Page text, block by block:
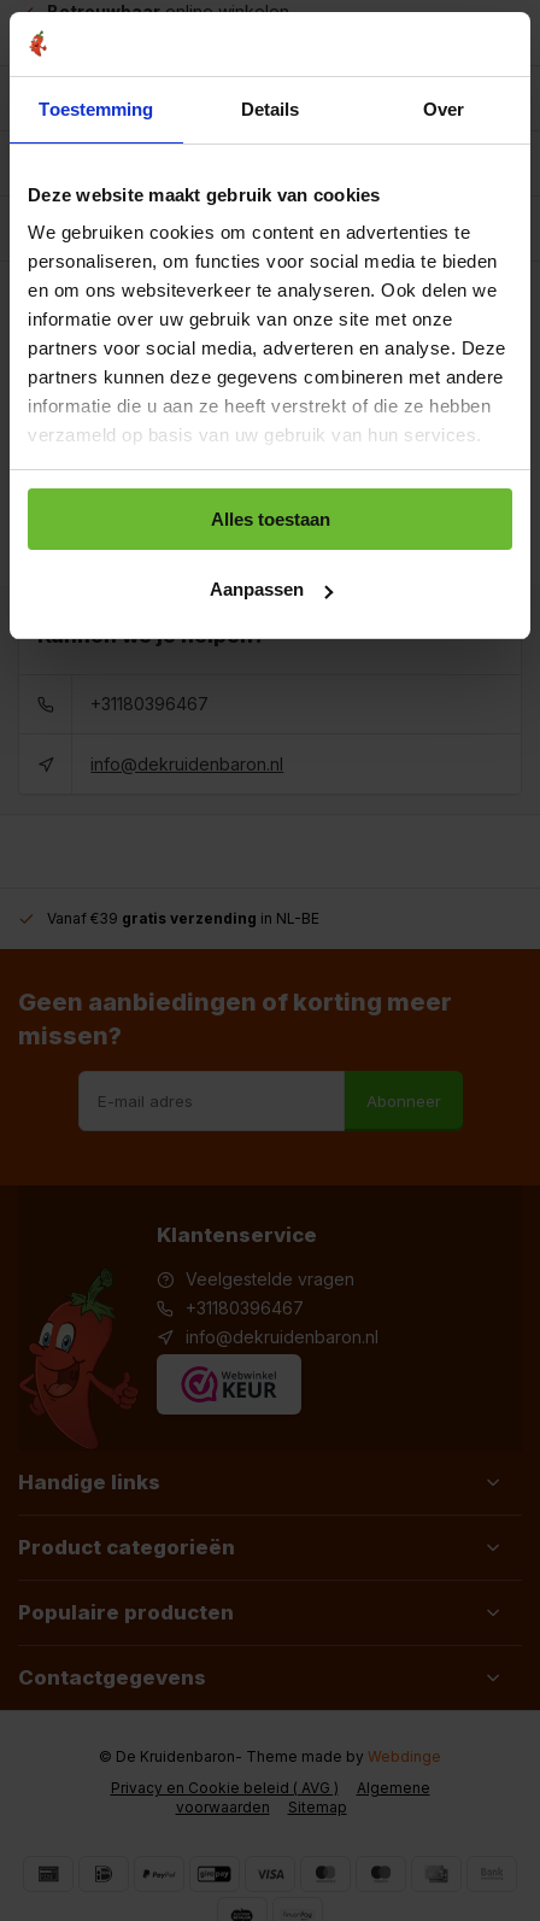
Toestemming Details Over
Deze website maakt gebruik van cookies
We gebruiken cookies om content en advertenties te
personaliseren, om functies voor social media te bieden
en om ons websiteverkeer te analyseren. Ook delen we
informatie over uw gebruik van onze site met onze
partners voor social media, adverteren en analyse. Deze
partners kunnen deze gegevens combineren met andere
informatie die u aan ze heeft verstrekt of die ze hebben
verzameld op basis van uw gebruik van hun services.
Alles toestaan
Aanpassen
Betrouwbaaronline winkelen
Beschrijving
Allergenen/voedingswaarden per 100 gram
Op werkdagen voor 15.00 uur besteld, dezelfde dag
verzonden.
Zakje 60 gram
Art# 16760S
Op voorraad
€3,10
Strooibus 200 gram
Art# 16760Z
Op voorraad
€5,71
€20,56
Totaal:€20,56
Kunnen we je helpen?
+31180396467
info@dekruidenbaron.nl
Vanaf €39 gratis verzending in NL-BE
Geen aanbiedingen of korting meer
missen?
Abonneer
Klantenservice
Veelgestelde vragen
+31180396467
info@dekruidenbaron.nl
Handige links
Product categorieën
Populaire producten
Contactgegevens
Privacy en Cookie beleid ( AVG )
Algemene
voorwaarden
Sitemap
© De Kruidenbaron- Theme made by Webdinge